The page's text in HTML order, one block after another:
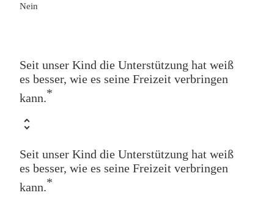
Nein
Seit unser Kind die Unterstützung hat weiß
es besser, wie es seine Freizeit verbringen
kann. *
Seit unser Kind die Unterstützung hat weiß
es besser, wie es seine Freizeit verbringen
kann.*